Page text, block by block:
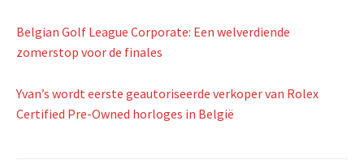
Belgian Golf League Corporate: Een welverdiende
zomerstop voor de finales
Yvan’s wordt eerste geautoriseerde verkoper van Rolex
Certified Pre-Owned horloges in België